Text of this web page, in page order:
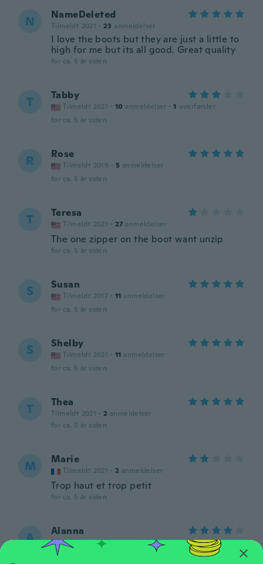
N NameDeleted
Tilmeldt 2021 · 23 anmeldelser
I love the boots but they are just a little to
high for me but its all good. Great quality
for ca. 5 år siden
T Tabby
Tilmeldt 2021 · 10 anmeldelser · 1 overførsler
for ca. 5 år siden
R Rose
Tilmeldt 2019 · 5 anmeldelser
for ca. 5 år siden
T Teresa
Tilmeldt 2021 · 27 anmeldelser
The one zipper on the boot want unzip
for ca. 5 år siden
S Susan
Tilmeldt 2017 · 11 anmeldelser
for ca. 5 år siden
S Shelby
Tilmeldt 2021 · 11 anmeldelser
for ca. 5 år siden
T Thea
Tilmeldt 2021 · 2 anmeldelser
for ca. 5 år siden
M Marie
Tilmeldt 2021 · 2 anmeldelser
Trop haut et trop petit
for ca. 5 år siden
A Alanna
Tilmeldt 2018 · 190 anmeldelser
Love these.